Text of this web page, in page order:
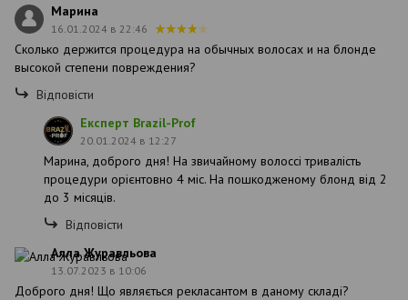
Марина
16.01.2024 в 22:46
Сколько держится процедура на обычных волосах и на блонде
высокой степени повреждения?
Відповісти
Експерт Brazil-Prof
20.01.2024 в 12:27
Марина, доброго дня! На звичайному волоссі тривалість
процедури орієнтовно 4 міс. На пошкодженому блонд від 2
до 3 місяців.
Відповісти
Алла Журавльова
13.07.2023 в 10:06
Доброго дня! Що являється рекласантом в даному складі?